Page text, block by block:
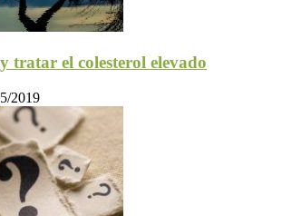
tratar el colesterol elevado
2019